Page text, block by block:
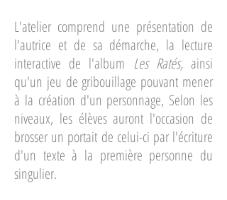
​L'atelier comprend une présentation de
l'autrice et de sa démarche, la lecture
interactive de l'album Les Ratés,ainsi
qu'un jeu de gribouillage pouvant mener
à la création d'un personnage, Selon les
niveaux, les élèves auront l'occasion de
brosser un portait de celui-ci par l'écriture
d'un texte à la première personne du
singulier.